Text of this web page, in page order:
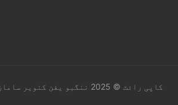
کاپی رائٹ © 2025 ننگبو یفن کنویر سامان کمپنی ， لمیٹڈ۔ |